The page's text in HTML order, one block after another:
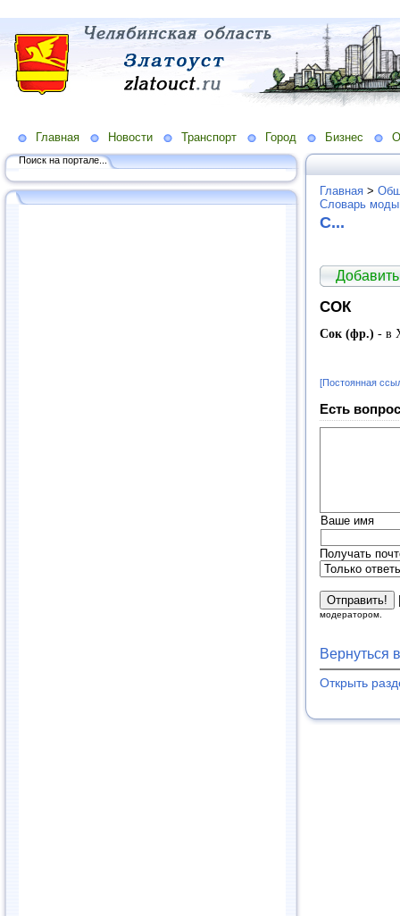
Главная Новости Транспорт Город Бизнес
Поиск на портале...
Главная >
Словарь
С...
СОК
Сок (фр.) - в
[Постоянная
Есть
Ваше имя
Получать
модератором.
Вернуться
Открыть